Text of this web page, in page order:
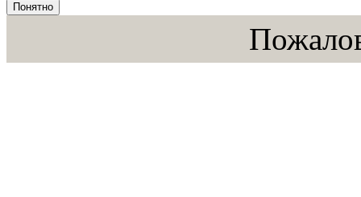
Понятно